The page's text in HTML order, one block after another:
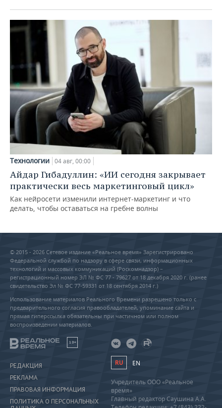
Технологии 04 авг, 00:00
Айдар Гибадуллин: «ИИ сегодня закрывает
практически весь маркетинговый цикл»
Как нейросети изменили интернет-маркетинг и что
делать, чтобы оставаться на гребне волны
© 2015 - 2026 Сетевое издание «Реальное время» Зарегистрировано
Федеральной службой по надзору в сфере связи, информационных
технологий и массовых коммуникаций (Роскомнадзор) –
регистрационный номер ЭЛ № ФС 77 - 79627 от 18 декабря 2020 г. (ранее
свидетельство Эл № ФС 77-59331 от 18 сентября 2014 г.)
Использование материалов Реального Времени разрешено только с
предварительного согласия правообладателей, упоминание сайта и
прямая гиперссылка обязательны при частичном или полном
воспроизведении материалов.
18+
РЕДАКЦИЯ
РЕКЛАМА
ПРАВОВАЯ ИНФОРМАЦИЯ
ПОЛИТИКА О ПЕРСОНАЛЬНЫХ
RU EN
Учредитель ООО «Реальное
время»
Главный редактор Саушина А.А.